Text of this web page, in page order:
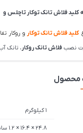
فلاش تانک توکار تاچلس و
کلید فلاش تانک توکار و روکار
نصبفلاش تانک روکار، تانک
محصول
1 کیلوگرم
24.8 × 16.4 × 1.2 سانتیمتر